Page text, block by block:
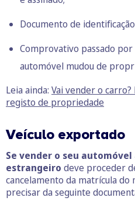
Documento de
Comprovativo passado
automóvel mudou de
Leia ainda: Vai vender o
registo de propriedade
Veículo exportado
Se vender o seu
estrangeiro deve proceder
cancelamento da matrícula do
precisar da seguinte